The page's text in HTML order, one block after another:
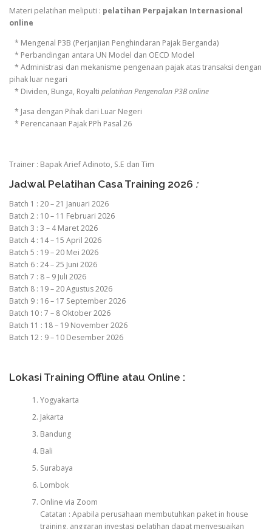
Materi pelatihan meliputi : pelatihan Perpajakan Internasional
online
* Mengenal P3B (Perjanjian Penghindaran Pajak Berganda)
* Perbandingan antara UN Model dan OECD Model
* Administrasi dan mekanisme pengenaan pajak atas transaksi dengan
pihak luar negari
* Dividen, Bunga, Royalti pelatihan Pengenalan P3B online
* Jasa dengan Pihak dari Luar Negeri
* Perencanaan Pajak PPh Pasal 26
Trainer : Bapak Arief Adinoto, S.E dan Tim
Jadwal Pelatihan Casa Training 2026 :
Batch 1 : 20 – 21 Januari 2026
Batch 2 : 10 – 11 Februari 2026
Batch 3 : 3 – 4 Maret 2026
Batch 4 : 14 – 15 April 2026
Batch 5 : 19 – 20 Mei 2026
Batch 6 : 24 – 25 Juni 2026
Batch 7 : 8 – 9 Juli 2026
Batch 8 : 19 – 20 Agustus 2026
Batch 9 : 16 – 17 September 2026
Batch 10 : 7 – 8 Oktober 2026
Batch 11 : 18 – 19 November 2026
Batch 12 : 9 – 10 Desember 2026
Lokasi Training Offline atau Online :
Yogyakarta
Jakarta
Bandung
Bali
Surabaya
Lombok
Online via Zoom
Catatan : Apabila perusahaan membutuhkan paket in house
training, anggaran investasi pelatihan dapat menyesuaikan